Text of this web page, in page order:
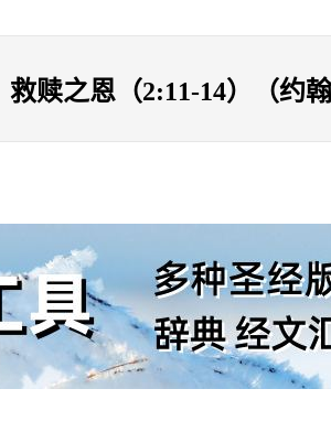
赎之恩（2:11-14）（约翰